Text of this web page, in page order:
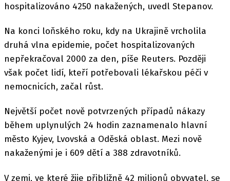
hospitalizováno 4250 nakažených, uvedl Stepanov.
Na konci loňského roku, kdy na Ukrajině vrcholila
druhá vlna epidemie, počet hospitalizovaných
nepřekračoval 2000 za den, píše Reuters. Později
však počet lidí, kteří potřebovali lékařskou péči v
nemocnicích, začal růst.
Největší počet nově potvrzených případů nákazy
během uplynulých 24 hodin zaznamenalo hlavní
město Kyjev, Lvovská a Oděská oblast. Mezi nově
nakaženými je i 609 dětí a 388 zdravotníků.
V zemi, ve které žije přibližně 42 milionů obyvatel, se